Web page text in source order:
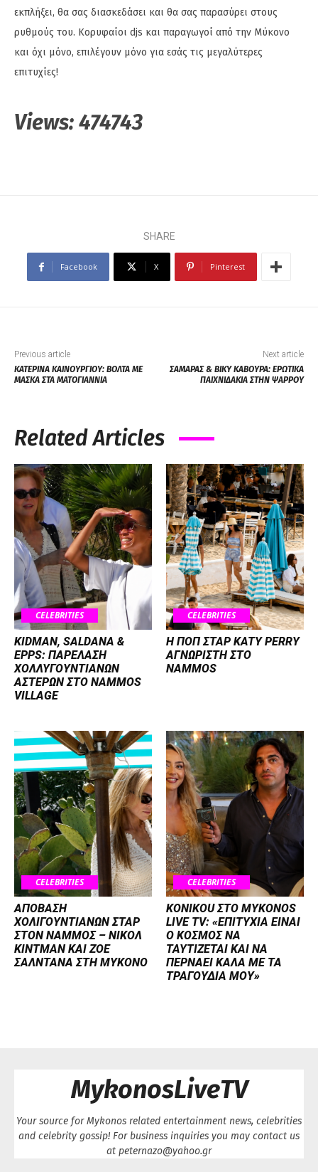
εκπλήξει, θα σας διασκεδάσει και θα σας παρασύρει στους
ρυθμούς του. Κορυφαίοι djs και παραγωγοί από την Μύκονο
και όχι μόνο, επιλέγουν μόνο για εσάς τις μεγαλύτερες
επιτυχίες!
Views:474743
SHARE
Facebook X Pinterest
Previous article
ΚΑΤΕΡΙΝΑ ΚΑΙΝΟΥΡΓΙΟΥ: ΒΟΛΤΑ ΜΕ
ΜΑΣΚΑ ΣΤΑ ΜΑΤΟΓΙΑΝΝΙΑ
Next article
ΣΑΜΑΡΑΣ & ΒΙΚΥ ΚΑΒΟΥΡΑ: ΕΡΩΤΙΚΑ
ΠΑΙΧΝΙΔΑΚΙΑ ΣΤΗΝ ΨΑΡΡΟΥ
Related Articles
CELEBRITIES
KIDMAN, SALDANA &
EPPS: ΠΑΡΕΛΑΣΗ
ΧΟΛΛΥΓΟΥΝΤΙΑΝΩΝ
ΑΣΤΕΡΩΝ ΣΤΟ NAMMOS
VILLAGE
CELEBRITIES
H ΠΟΠ ΣΤΑΡ KATY PERRY
ΑΓΝΩΡΙΣΤΗ ΣΤΟ
NAMMOS
CELEBRITIES
ΑΠΟΒΑΣΗ
ΧΟΛΙΓΟΥΝΤΙΑΝΩΝ ΣΤΑΡ
ΣΤΟΝ NΑΜΜΟΣ – ΝΙΚΟΛ
ΚΙΝΤΜΑΝ ΚΑΙ ΖΟΕ
ΣΑΛΝΤΑΝΑ ΣΤΗ ΜΥΚΟΝΟ
CELEBRITIES
KONIKOU ΣΤΟ MYKONOS
LIVE TV: «ΕΠΙΤΥΧΙΑ ΕΙΝΑΙ
Ο ΚΟΣΜΟΣ ΝΑ
ΤΑΥΤΙΖΕΤΑΙ KAI ΝΑ
ΠΕΡΝΑΕΙ ΚΑΛΑ ΜΕ ΤΑ
ΤΡΑΓΟΥΔΙΑ ΜΟΥ»
MykonosLiveTV
Your source for Mykonos related entertainment news, celebrities
and celebrity gossip! For business inquiries you may contact us
at peternazo@yahoo.gr